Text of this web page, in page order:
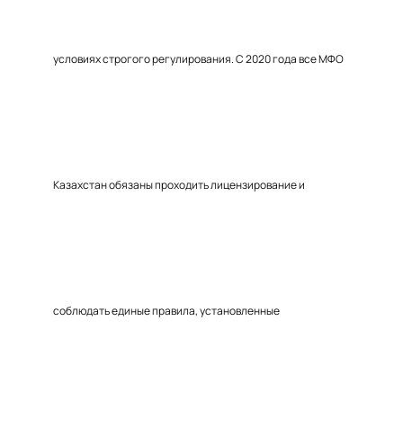
условиях строгого регулирования. С 2020 года все МФО
Казахстан обязаны проходить лицензирование и
соблюдать единые правила, установленные